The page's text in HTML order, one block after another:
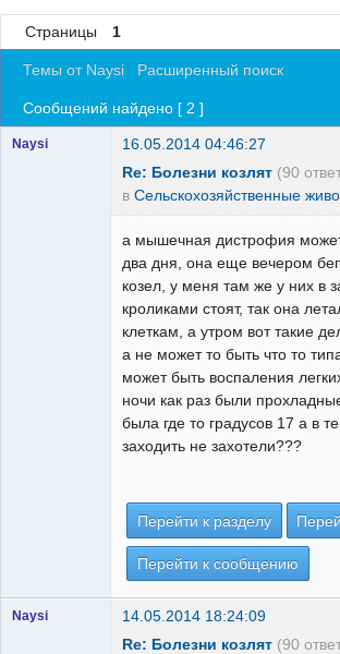
Поиск
Регистрация
Вход
Страницы 1
Темы от Naysi Расширенный поиск
Сообщений найдено [ 2 ]
Naysi
16.05.2014 04:46:27
Re: Болезни козлят (90
в Сельскохозяйственные
а мышечная дистрофия
два дня, она еще вечером
козел, у меня там же у них в
кроликами стоят, так она
клеткам, а утром вот такие
а не может то быть что то
может быть воспаления
ночи как раз были
была где то градусов 17 а в
заходить не захотели???
Перейти к разделу
Перейти к сообщению
Naysi
14.05.2014 18:24:09
Re: Болезни козлят (90